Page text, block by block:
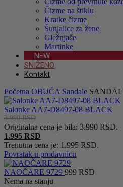
Čizme na štiklu
Kratke čizme
Šunjalice za žene
Gležnjače
Martinke
NEW
SNIŽENO
Kontakt
Početna OBUĆA Sandale
Salonke AA7-D8497-08 BLACK
3.990RSD
Originalna cena je bila: 3.990 RSD.
1.995 RSD
Trenutna cena je: 1.995 RSD.
Povratak u prodavnicu
NAOČARE 9729 999 RSD
Nema na stanju